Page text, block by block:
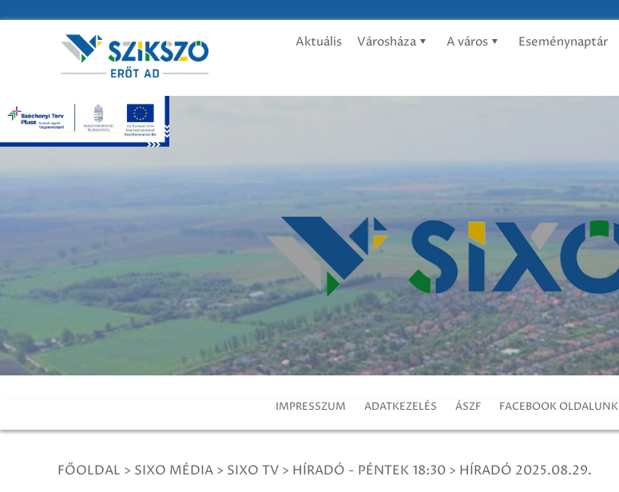
Aktuális Városháza A város Eseménynaptár
IMPRESSZUM ADATKEZELÉS ÁSZF FACEBOOK OLDALUNK
FŐOLDAL > SIXO MÉDIA > SIXO TV > HÍRADÓ - PÉNTEK 18:30 > HÍRADÓ 2025.08.29.